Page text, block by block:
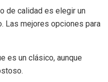
de calidad es elegir un
Las mejores opciones para
es un clásico, aunque